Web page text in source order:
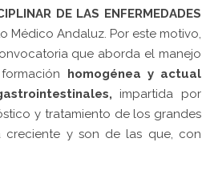
DE LAS ENFERMEDADES
Médico Andaluz. Por este motivo,
que aborda el manejo
homogénea y actual
impartida por
y tratamiento de los grandes
creciente y son de las que, con